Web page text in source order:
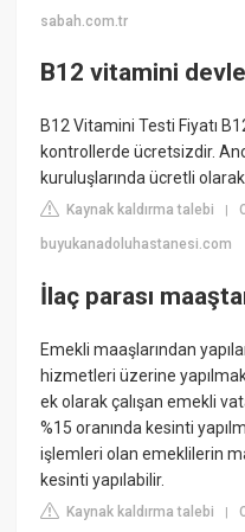
sabah.com.tr
B12 vitamini
B12 Vitamini Testi Fiyatı
kontrollerde ücretsizdir.
kuruluşlarında ücretli olarak
Kaynak kaldırma talebi |
buyukanadoluhastanesi.com
İlaç parası
Emekli maaşlarından
hizmetleri üzerine
ek olarak çalışan emekli
%15 oranında kesinti
işlemleri olan emeklilerin
kesinti yapılabilir.
Kaynak kaldırma talebi |